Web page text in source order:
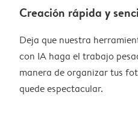
Creación rápida y
Deja que nuestra
con IA haga el trabajo
manera de organizar tus
quede espectacular.